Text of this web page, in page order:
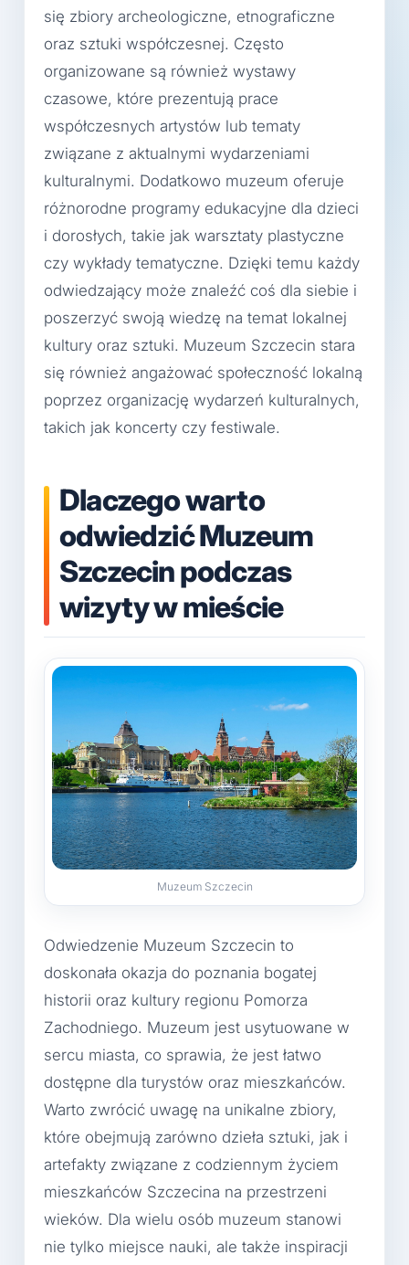
się zbiory archeologiczne, etnograficzne
oraz sztuki współczesnej. Często
organizowane są również wystawy
czasowe, które prezentują prace
współczesnych artystów lub tematy
związane z aktualnymi wydarzeniami
kulturalnymi. Dodatkowo muzeum oferuje
różnorodne programy edukacyjne dla dzieci
i dorosłych, takie jak warsztaty plastyczne
czy wykłady tematyczne. Dzięki temu każdy
odwiedzający może znaleźć coś dla siebie i
poszerzyć swoją wiedzę na temat lokalnej
kultury oraz sztuki. Muzeum Szczecin stara
się również angażować społeczność lokalną
poprzez organizację wydarzeń kulturalnych,
takich jak koncerty czy festiwale.
Dlaczego warto
odwiedzić Muzeum
Szczecin podczas
wizyty w mieście
Muzeum Szczecin
Odwiedzenie Muzeum Szczecin to
doskonała okazja do poznania bogatej
historii oraz kultury regionu Pomorza
Zachodniego. Muzeum jest usytuowane w
sercu miasta, co sprawia, że jest łatwo
dostępne dla turystów oraz mieszkańców.
Warto zwrócić uwagę na unikalne zbiory,
które obejmują zarówno dzieła sztuki, jak i
artefakty związane z codziennym życiem
mieszkańców Szczecina na przestrzeni
wieków. Dla wielu osób muzeum stanowi
nie tylko miejsce nauki, ale także inspiracji